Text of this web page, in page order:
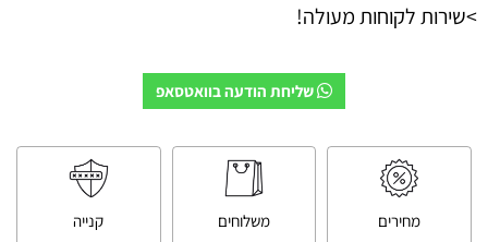
>שירות לקוחות מעולה!
שליחת הודעה בוואטסאפ
מחירים
משלוחים
קנייה